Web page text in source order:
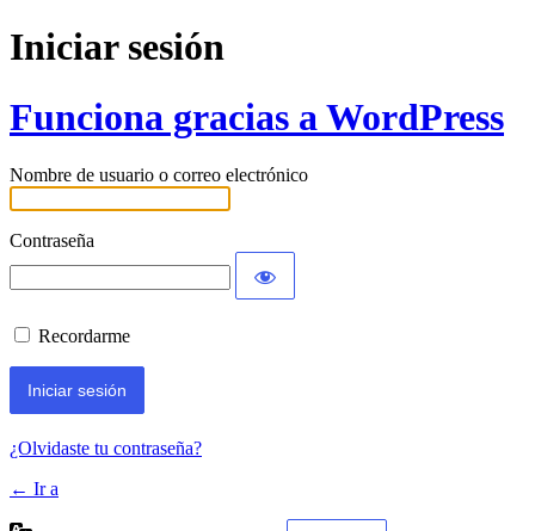
Iniciar sesión
Funciona gracias a WordPress
Nombre de usuario o correo electrónico
Contraseña
Recordarme
¿Olvidaste tu contraseña?
← Ir a